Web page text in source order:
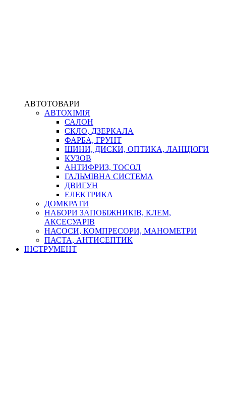
АВТОТОВАРИ
АВТОХІМІЯ
САЛОН
СКЛО, ДЗЕРКАЛА
ФАРБА, ГРУНТ
ШИНИ, ДИСКИ, ОПТИКА, ЛАНЦЮГИ
КУЗОВ
АНТИФРИЗ, ТОСОЛ
ГАЛЬМІВНА СИСТЕМА
ДВИГУН
ЕЛЕКТРИКА
ДОМКРАТИ
НАБОРИ ЗАПОБІЖНИКІВ, КЛЕМ,
АКСЕСУАРІВ
НАСОСИ, КОМПРЕСОРИ, МАНОМЕТРИ
ПАСТА, АНТИСЕПТИК
ІНСТРУМЕНТ